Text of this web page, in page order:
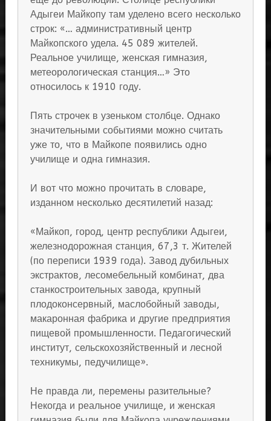
Адыгеи Майкопу там уделено всего несколько
строк: «… административный центр
Майкопского удела. 45 089 жителей.
Реальное училище, женская гимназия,
метеорологическая станция…» Это
относилось к 1910 году.
Пять строчек в узеньком столбце. Однако
значительными событиями можно считать
уже то, что в Майкопе появились одно
училище и одна гимназия.
И вот что можно прочитать в словаре,
изданном несколько десятилетий назад:
«Майкоп, город, центр республики Адыгеи,
железнодорожная станция, 67,3 т. Жителей
(по переписи 1939 года). Завод дубильных
экстрактов, лесомебельный комбинат, два
станкостроительных завода, крупный
плодоконсервный, маслобойный заводы,
макаронная фабрика и другие предприятия
пищевой промышленности. Педагогический
институт, сельскохозяйственный и лесной
техникумы, педучилище».
Не правда ли, перемены разительные?
Некогда и реальное училище, и женская